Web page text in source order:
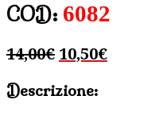
COD: 6082
14,00€ Il
originale
10,50€Il
Descrizione: